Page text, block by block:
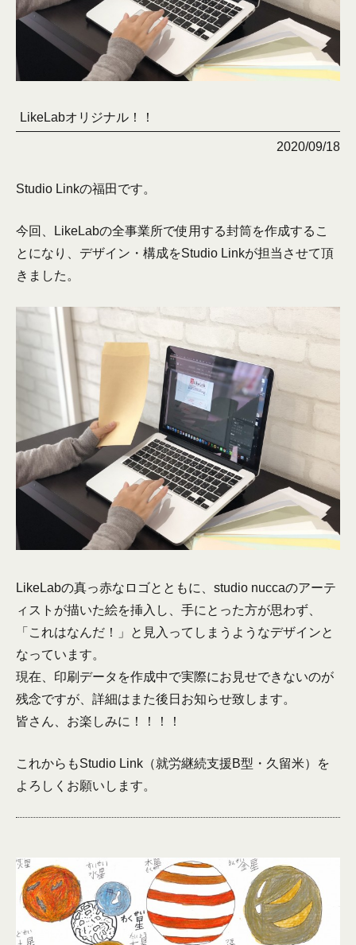
LikeLabオリジナル！！
2020/09/18
Studio Linkの福田です。
今回、LikeLabの全事業所で使用する封筒を作成するこ
とになり、デザイン・構成をStudio Linkが担当させて頂
きました。
LikeLabの真っ赤なロゴとともに、studio nuccaのアーテ
ィストが描いた絵を挿入し、手にとった方が思わず、
「これはなんだ！」と見入ってしまうようなデザインと
なっています。
現在、印刷データを作成中で実際にお見せできないのが
残念ですが、詳細はまた後日お知らせ致します。
皆さん、お楽しみに！！！！
これからもStudio Link（就労継続支援B型・久留米）を
よろしくお願いします。